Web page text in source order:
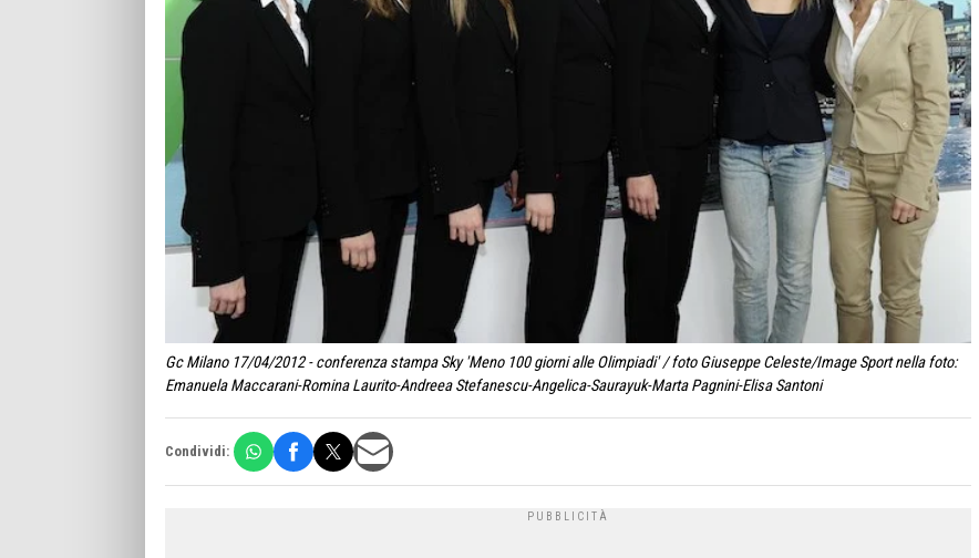
Gc Milano 17/04/2012 - conferenza stampa Sky 'Meno 100 giorni alle Olimpiadi' / foto Giuseppe Celeste/Image Sport nella foto:
Emanuela Maccarani-Romina Laurito-Andreea Stefanescu-Angelica-Saurayuk-Marta Pagnini-Elisa Santoni
Condividi: